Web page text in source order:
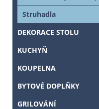
Struhadla
DEKORACE STOLU
KUCHYŇ
KOUPELNA
BYTOVÉ DOPLŇKY
GRILOVÁNÍ